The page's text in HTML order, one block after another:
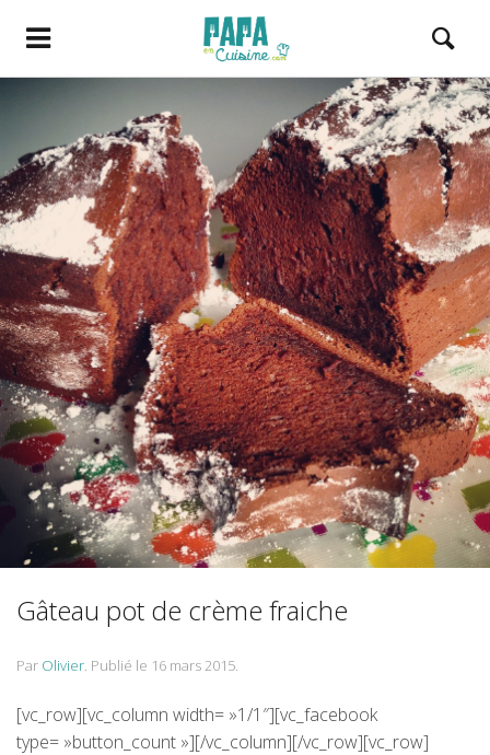
Gâteau pot de crème fraiche
Par Olivier. Publié le 16 mars 2015.
[vc_row][vc_column width= »1/1″][vc_facebook
type= »button_count »][/vc_column][/vc_row][vc_row]